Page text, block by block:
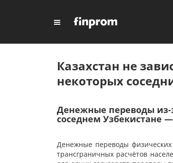
Казахстан не
некоторых
Денежные переводы из-
соседнем Узбекистане
Денежные переводы
трансграничных расчётов